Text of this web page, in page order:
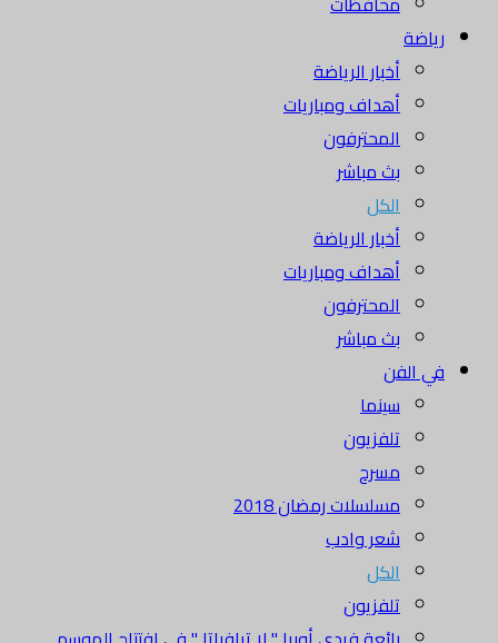
رياضة
أخبار الرياضة
أهداف ومباريات
المحترفون
بث مباشر
الكل
أخبار الرياضة
أهداف ومباريات
المحترفون
بث مباشر
في الفن
سينما
تلفزيون
مسرح
مسلسلات رمضان 2018
شعر وادب
الكل
تلفزيون